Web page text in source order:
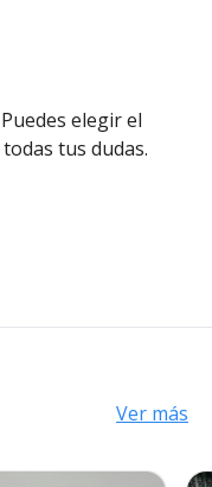
elegir el
tus dudas.
Ver más